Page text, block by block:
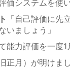
価システムを使
「自己評価に先
いましょう」
能力評価を一度1
旧正月）が明け